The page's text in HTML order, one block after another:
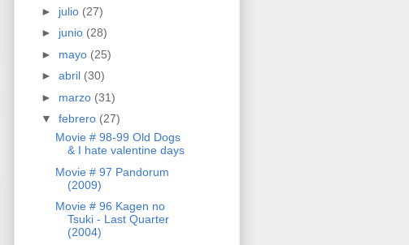
► julio (27)
► junio (28)
► mayo (25)
► abril (30)
► marzo (31)
▼ febrero (27)
Movie # 98-99 Old Dogs
& I hate valentine days
Movie # 97 Pandorum
(2009)
Movie # 96 Kagen no
Tsuki - Last Quarter
(2004)